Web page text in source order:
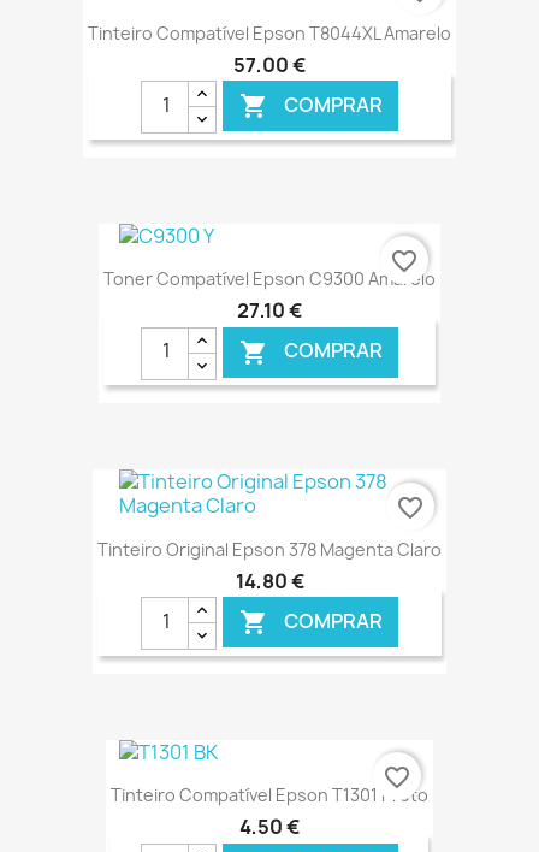
Tinteiro Compatível Epson T8044XL Amarelo
57,00 €
 COMPRAR
Toner Compatível Epson C9300 Amarelo
27,10 €
 COMPRAR
€ ONLINE
favorite_border
Tinteiro Original Epson 378 Magenta Claro
14,80 €
 COMPRAR
favorite_border
Tinteiro Compatível Epson T1301 Preto
4,50 €
favorite_border